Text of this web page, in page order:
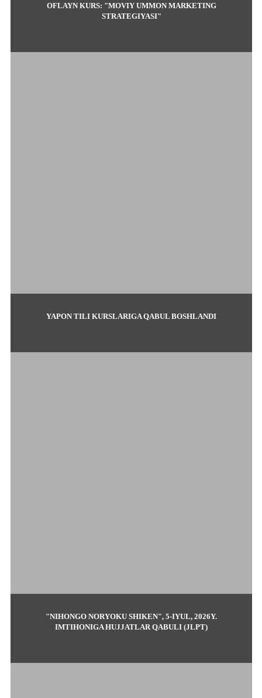
OFLAYN KURS: "MOVIY UMMON MARKETING
STRATEGIYASI"
YAPON TILI KURSLARIGA QABUL BOSHLANDI
"NIHONGO NORYOKU SHIKEN", 5-IYUL, 2026Y.
IMTIHONIGA HUJJATLAR QABULI (JLPT)